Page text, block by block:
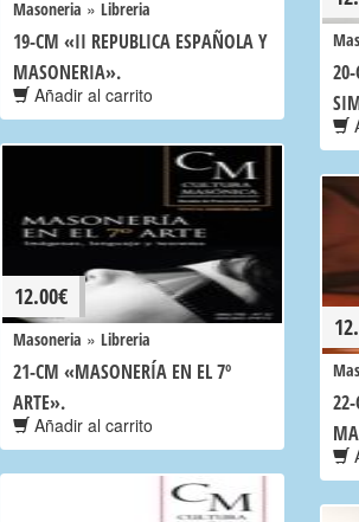
Masoneria » Libreria
19-CM «II REPUBLICA ESPAÑOLA Y
MASONERIA».
Añadir al carrito
20-
12.00€
Masoneria » Libreria
21-CM «MASONERÍA EN EL 7º
ARTE».
Añadir al carrito